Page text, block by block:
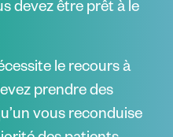
devez être prêt à le
le recours à
prendre des
vous reconduise